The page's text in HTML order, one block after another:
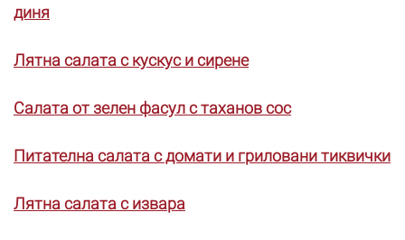
диня
Лятна салата с кускус и сирене
Салата от зелен фасул с таханов сос
Питателна салата с домати и гриловани тиквички
Лятна салата с извара